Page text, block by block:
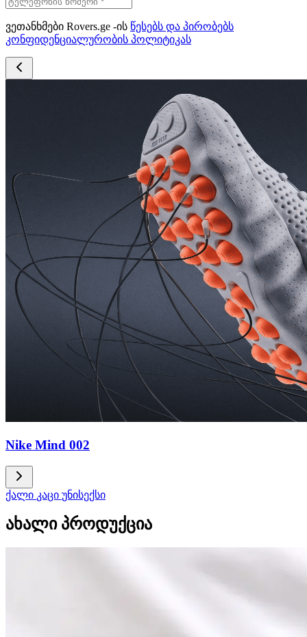
ვეთანხმები Rovers.ge -ის წესებს და პირობებს
კონფიდენციალურობის პოლიტიკას
Nike Mind 002
ქალი კაცი უნისექსი
ახალი პროდუქცია